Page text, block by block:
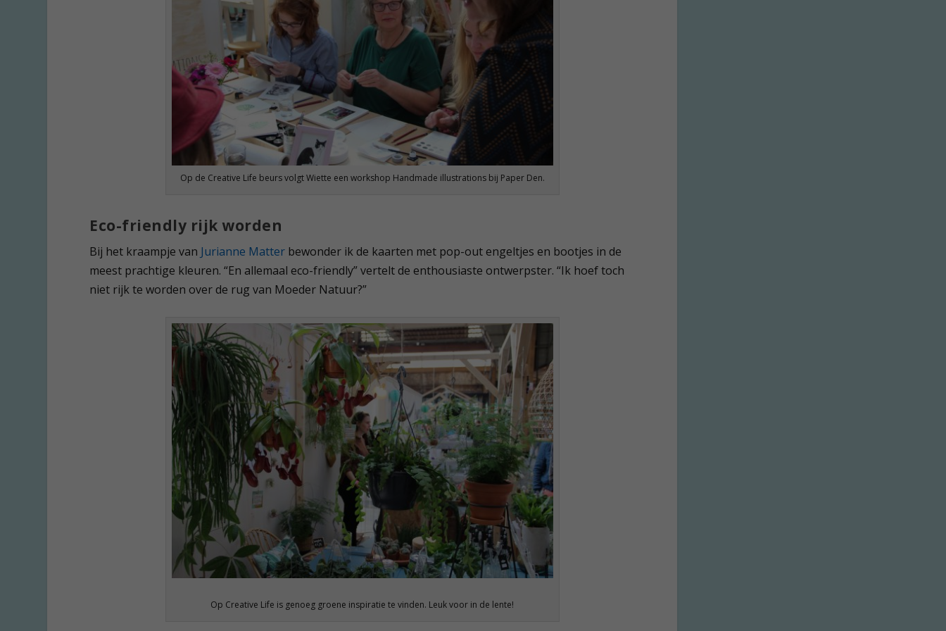
Op de Creative Life beurs volgt Wiette een workshop Handmade illustrations bij Paper Den.
Eco-friendly rijk worden
Bij het kraampje van Jurianne Matter bewonder ik de kaarten met pop-out engeltjes en bootjes in de
meest prachtige kleuren. “En allemaal eco-friendly” vertelt de enthousiaste ontwerpster. “Ik hoef toch
niet rijk te worden over de rug van Moeder Natuur?”
Op Creative Life is genoeg groene inspiratie te vinden. Leuk voor in de lente!